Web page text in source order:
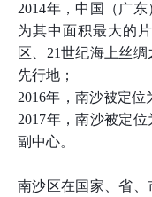
2014年，中国（广
为其中面积最大的
区、21世纪海上丝
先行地；
2016年，南沙被定位
2017年，南沙被定
副中心。
南沙区在国家、省、